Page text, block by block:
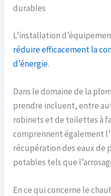
durables
L’installation
réduire efficacement la
d’énergie.
Dans le domaine de la
prendre incluent, entre
robinets et de toilettes à
comprennent également
récupération des eaux de
potables tels que
En ce qui concerne le